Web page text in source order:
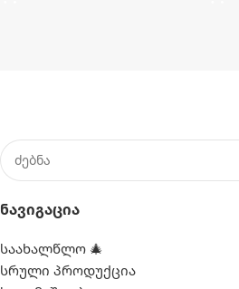
Ნავიგაცია
საახალწლო 🎄
სრული პროდუქცია